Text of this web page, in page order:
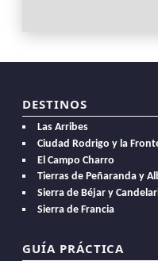
DESTINOS
Las Arribes
Ciudad Rodrigo y la
El Campo Charro
Tierras de Peñaranda y
Sierra de Béjar y
Sierra de Francia
GUÍA PRÁCTICA